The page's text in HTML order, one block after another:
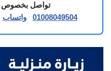
تواصل بخصوص
01008049504
واتساب